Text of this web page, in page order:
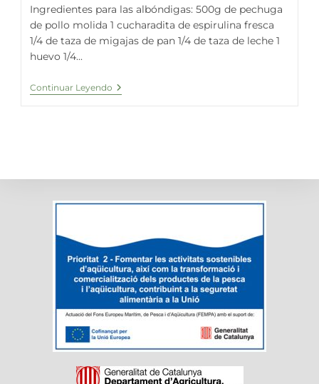
Ingredientes para las albóndigas: 500g de pechuga
de pollo molida 1 cucharadita de espirulina fresca
1/4 de taza de migajas de pan 1/4 de taza de leche 1
huevo 1/4...
Continuar Leyendo Albóndigas